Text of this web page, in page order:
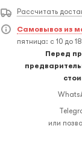
Рассчитать
Самовывоз из
пятница: с 10 до 18
Перед
или